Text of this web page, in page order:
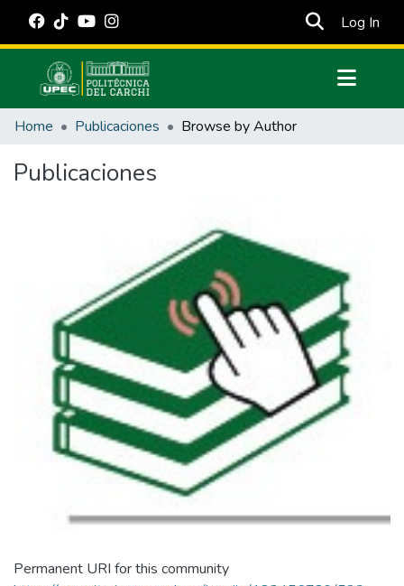
Log In
Communities & Collections
Estadísticas Externas
Home Publicaciones Browse by Author
Publicaciones
Permanent URI for this community